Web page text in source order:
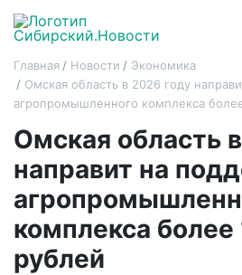
Главная Новости
Экономика
Омская область в 2026 году
агропромышленного комплекса
Омская область
направит на
комплекса
рублей